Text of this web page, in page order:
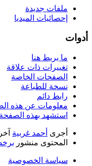
ملفات جديدة
إحصائيات الميديا
أدوات
ما يربط هنا
تغييرات ذات علاقة
الصفحات الخاصة
نسخة للطباعة
رابط دائم
معلومات عن هذه
استشهد بهذه الصفحة
أجرى أحمد غربية آخر
المحتوى منشور
سياسة الخصوصية